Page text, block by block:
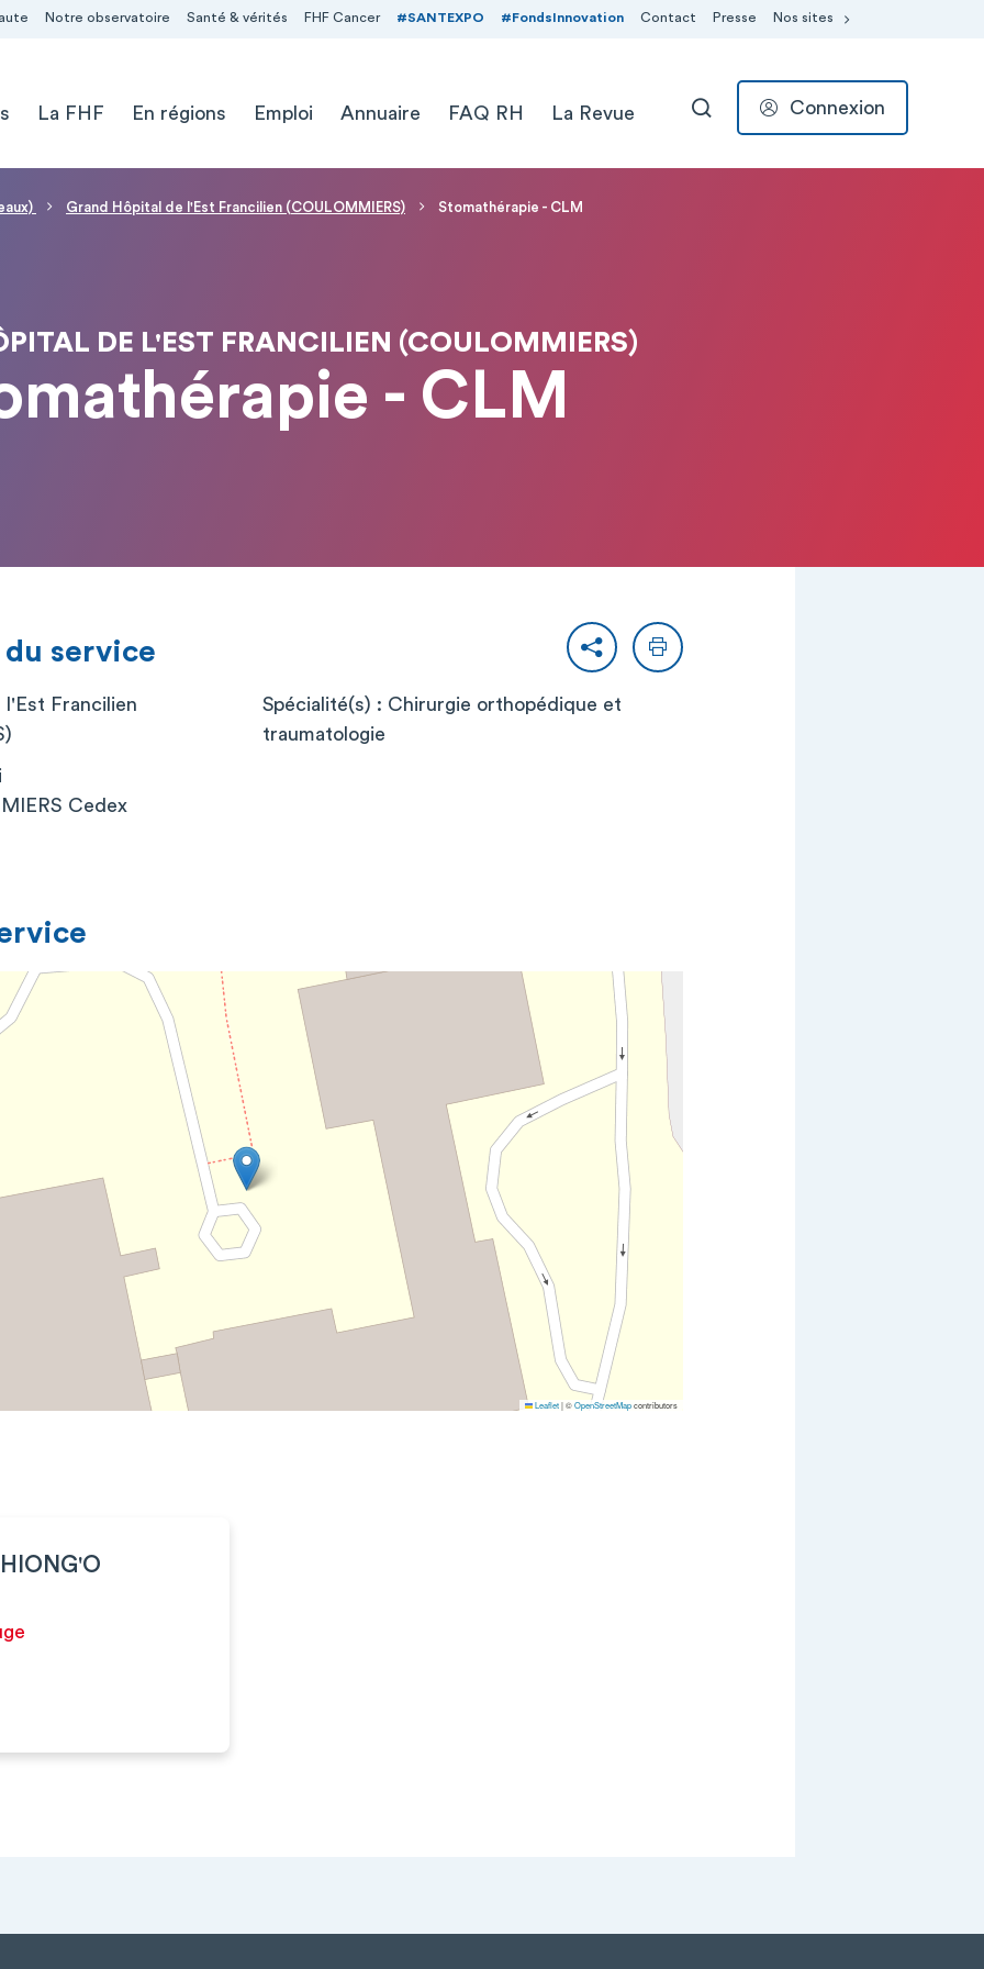
Notre observatoire Santé & vérités FHF Cancer #SANTEXPO #FondsInnovation Contact Presse Nos sites
La FHF En régions Emploi Annuaire FAQ RH La Revue RECHERCHER
Connexion
Grand Hôpital de l'Est Francilien (COULOMMIERS) Stomathérapie - CLM
DE L'EST FRANCILIEN (COULOMMIERS)
- CLM
PartagerImprimer
service
Francilien
Cedex
Spécialité(s) : Chirurgie orthopédique et
traumatologie
Leaflet|©OpenStreetMapcontributors